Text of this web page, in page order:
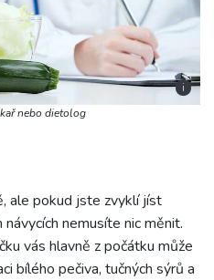
i
nebo dietolog
ale pokud jste zvyklí jíst
nemusíte nic měnit.
vás hlavně z počátku může
bílého pečiva, tučných sýrů a